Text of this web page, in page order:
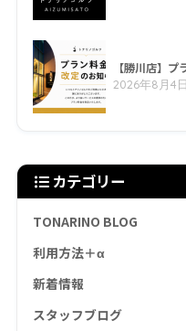
【勝川店】
2026年8月4日
カテゴリー
TONARINO BLOG
利用方法＋α
新着情報
スタッフブログ